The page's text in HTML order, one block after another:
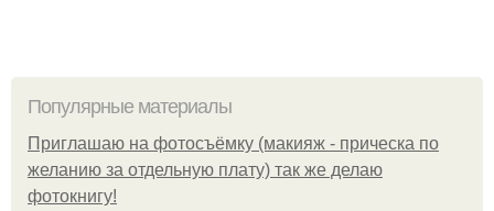
Популярные материалы
Приглашаю на фотосъёмку (макияж - прическа по
желанию за отдельную плату) так же делаю
фотокнигу!